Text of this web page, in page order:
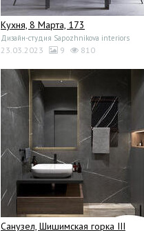
Кухня, 8 Марта, 173
Дизайн-студия Sapozhnikova interiors
23.03.2023 9 810
Санузел, Шишимская горка III